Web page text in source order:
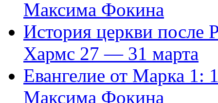
Максима Фокина
История церкви
Хармс 27 — 31 марта
Евангелие от Марка 1:
Максима Фокина